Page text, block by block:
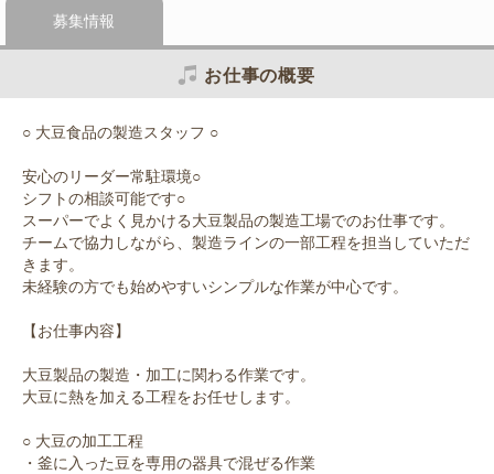
募集情報
お仕事の概要
○ 大豆食品の製造スタッフ ○
安心のリーダー常駐環境○
シフトの相談可能です○
スーパーでよく見かける大豆製品の製造工場でのお仕事です。
チームで協力しながら、製造ラインの一部工程を担当していただ
きます。
未経験の方でも始めやすいシンプルな作業が中心です。
【お仕事内容】
大豆製品の製造・加工に関わる作業です。
大豆に熱を加える工程をお任せします。
○ 大豆の加工工程
・釜に入った豆を専用の器具で混ぜる作業